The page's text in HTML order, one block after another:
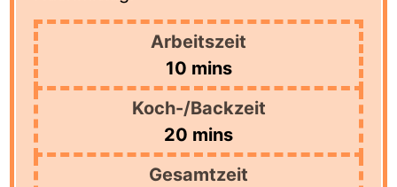
Arbeitszeit
10minutes
mins
Koch-/Backzeit
20 minutes
mins
Gesamtzeit